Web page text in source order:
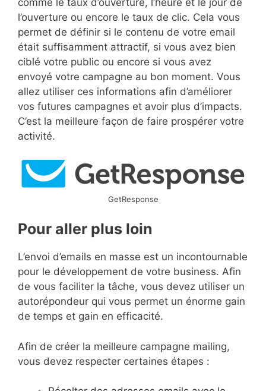
comme le taux d’ouverture, l’heure et le jour de
l’ouverture ou encore le taux de clic. Cela vous
permet de définir si le contenu de votre email
était suffisamment attractif, si vous avez bien
ciblé votre public ou encore si vous avez
envoyé votre campagne au bon moment. Vous
allez utiliser ces informations afin d’améliorer
vos futures campagnes et avoir plus d’impacts.
C’est la meilleure façon de faire prospérer votre
activité.
GetResponse
Pour aller plus loin
L’envoi d’emails en masse est un incontournable
pour le développement de votre business. Afin
de vous faciliter la tâche, vous devez utiliser un
autorépondeur qui vous permet un énorme gain
de temps et gain en efficacité.
Afin de créer la meilleure campagne mailing,
vous devez respecter certaines étapes :